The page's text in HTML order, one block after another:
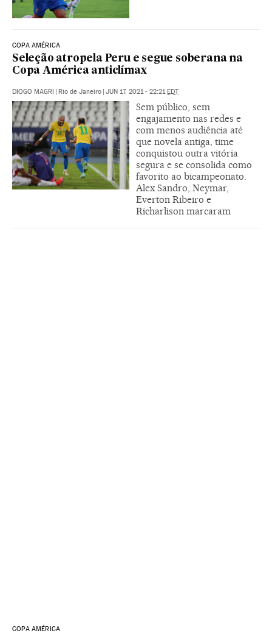
COPA AMÉRICA
Seleção atropela Peru e segue soberana na
Copa América anticlímax
DIOGO MAGRI | Rio de Janeiro | JUN 17, 2021 - 22:21EDT
Sem público, sem
engajamento nas redes e
com menos audiência até
que novela antiga, time
conquistou outra vitória
segura e se consolida como
favorito ao bicampeonato.
Alex Sandro, Neymar,
Everton Ribeiro e
Richarlison marcaram
COPA AMÉRICA